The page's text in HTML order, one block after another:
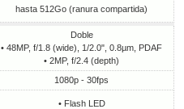
hasta 512Go (ranura compartida)
Doble
• 48MP, f/1.8 (wide), 1/2.0", 0.8µm, PDAF
• 2MP, f/2.4 (depth)
1080p - 30fps
• Flash LED